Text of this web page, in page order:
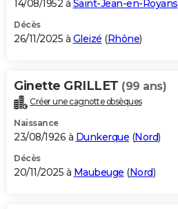
14/08/1952 à Saint-Jean-en-Royans
Décès
26/11/2025 à Gleizé (Rhône)
Ginette GRILLET (99 ans)
Créer une cagnotte obsèques
Naissance
23/08/1926 à Dunkerque (Nord)
Décès
20/11/2025 à Maubeuge (Nord)